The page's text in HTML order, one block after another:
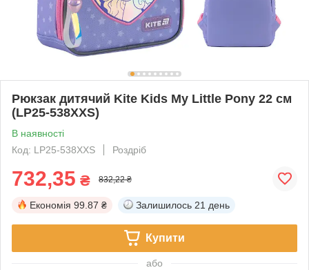
Рюкзак дитячий Kite Kids My Little Pony 22 см
(LP25-538XXS)
В наявності
Код: LP25-538XXS
Роздріб
732,35 ₴ 832,22 ₴
Економія 99.87 ₴ Залишилось 21 день
Купити
або